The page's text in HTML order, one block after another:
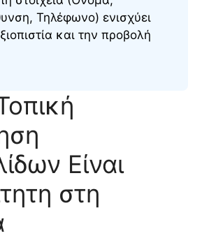
Τηλέφωνο) ενισχύει
και την προβολή
Είναι
στη